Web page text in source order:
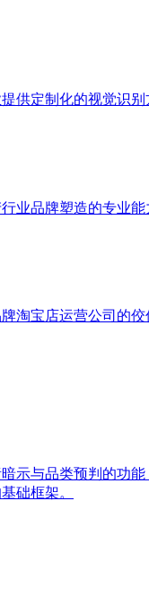
供定制化的视觉识
业品牌塑造的专业能
淘宝店运营公司的佼
示与品类预判的功
础框架。